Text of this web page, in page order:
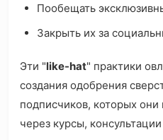
Пообещать
Закрыть их за
Эти "like-hat" практики
создания одобрения
подписчиков, которых
через курсы,